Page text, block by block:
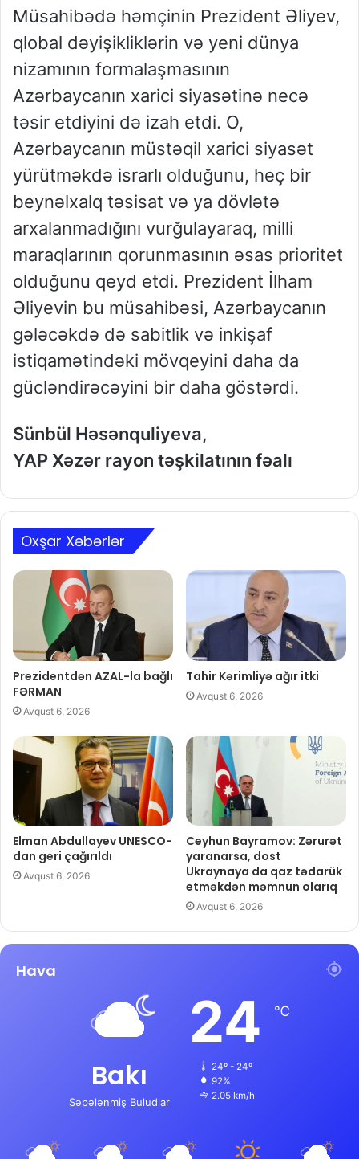
Müsahibədə həmçinin Prezident Əliyev,
qlobal dəyişikliklərin və yeni dünya
nizamının formalaşmasının
Azərbaycanın xarici siyasətinə necə
təsir etdiyini də izah etdi. O,
Azərbaycanın müstəqil xarici siyasət
yürütməkdə israrlı olduğunu, heç bir
beynəlxalq təsisat və ya dövlətə
arxalanmadığını vurğulayaraq, milli
maraqlarının qorunmasının əsas prioritet
olduğunu qeyd etdi. Prezident İlham
Əliyevin bu müsahibəsi, Azərbaycanın
gələcəkdə də sabitlik və inkişaf
istiqamətindəki mövqeyini daha da
gücləndirəcəyini bir daha göstərdi.
Sünbül Həsənquliyeva,
YAP Xəzər rayon təşkilatının fəalı
Oxşar Xəbərlər
Prezidentdən AZAL-la bağlı
FƏRMAN
Avqust 6, 2026
Tahir Kərimliyə ağır itki
Avqust 6, 2026
Elman Abdullayev UNESCO-
dan geri çağırıldı
Avqust 6, 2026
Ceyhun Bayramov: Zərurət
yaranarsa, dost
Ukraynaya da qaz tədarük
etməkdən məmnun olarıq
Avqust 6, 2026
Hava
Bakı
Səpələnmiş Buludlar
24 ℃
24º - 24º
92%
2.05 km/h